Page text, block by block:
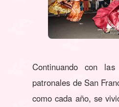
Continuando con las
patronales de San
como cada año, se